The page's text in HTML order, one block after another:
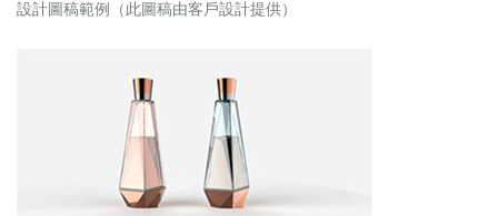
設計圖稿範例（此圖稿由客戶設計提供）